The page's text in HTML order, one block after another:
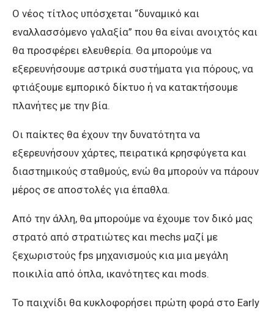
Ο νέος τίτλος υπόσχεται “δυναμικό και
εναλλασσόμενο γαλαξία” που θα είναι ανοιχτός και
θα προσφέρει ελευθερία. Θα μπορούμε να
εξερευνήσουμε αστρικά συστήματα για πόρους, να
φτιάξουμε εμπορικό δίκτυο ή να κατακτήσουμε
πλανήτες με την βία.
Οι παίκτες θα έχουν την δυνατότητα να
εξερευνήσουν χάρτες, πειρατικά κρησφύγετα και
διαστημικούς σταθμούς, ενώ θα μπορούν να πάρουν
μέρος σε αποστολές για έπαθλα.
Από την άλλη, θα μπορούμε να έχουμε τον δικό μας
στρατό από στρατιώτες και mechs μαζί με
ξεχωριστούς fps μηχανισμούς κια μια μεγάλη
ποικιλία από όπλα, ικανότητες και mods.
Το παιχνίδι θα κυκλοφορήσει πρώτη φορά στο Early